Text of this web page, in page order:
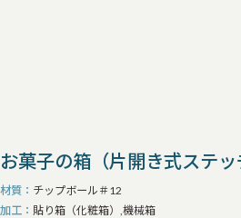
お菓子の箱（片開き式ステッ
材質
チップボール＃12
加工
貼り箱（化粧箱）,機械箱